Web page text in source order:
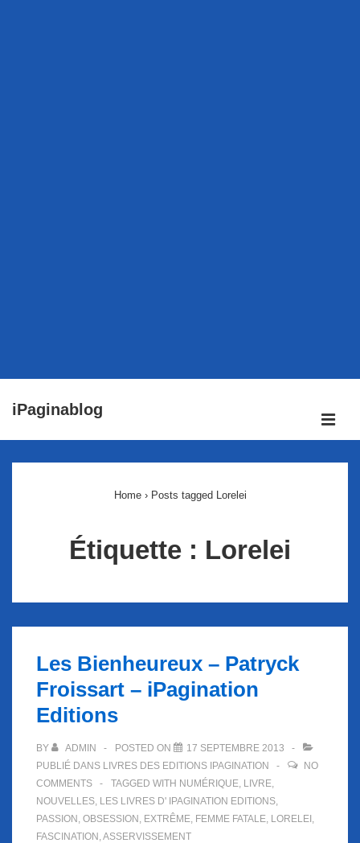
passer
iPaginablog
Home › Posts tagged Lorelei
Étiquette : Lorelei
Les Bienheureux – Patryck
Froissart – iPagination
Editions
BY ADMIN POSTED ON
17 SEPTEMBRE 2013
PUBLIÉ DANS LIVRES DES EDITIONS IPAGINATION
NO
COMMENTS
TAGGED WITH NUMÉRIQUE, LIVRE,
NOUVELLES, LES LIVRES D' IPAGINATION EDITIONS,
PASSION , OBSESSION , EXTRÊME, FEMME FATALE, LORELEI ,
FASCINATION ,ASSERVISSEMENT